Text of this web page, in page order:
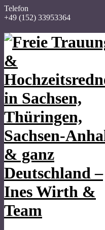
Telefon
+49 (152) 33953364